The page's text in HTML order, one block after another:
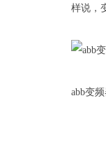
样说，
abb变